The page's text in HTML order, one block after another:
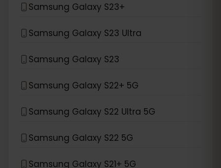
Samsung Galaxy S23+
Samsung Galaxy S23 Ultra
Samsung Galaxy S23
Samsung Galaxy S22+ 5G
Samsung Galaxy S22 Ultra 5G
Samsung Galaxy S22 5G
Samsung Galaxy S21+ 5G